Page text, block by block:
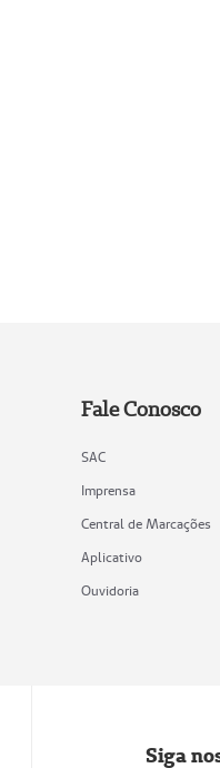
Fale Conosco
SAC
Imprensa
Central de Marcações
Aplicativo
Ouvidoria
Siga